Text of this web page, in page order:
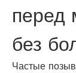
перед
без
Частые